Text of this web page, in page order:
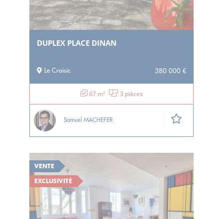
DUPLEX PLACE DINAN
Le Croisic 380 000 €
67 m² 3 pièces
Samuel MACHEFER
VENTE
EXCLUSIVITÉ